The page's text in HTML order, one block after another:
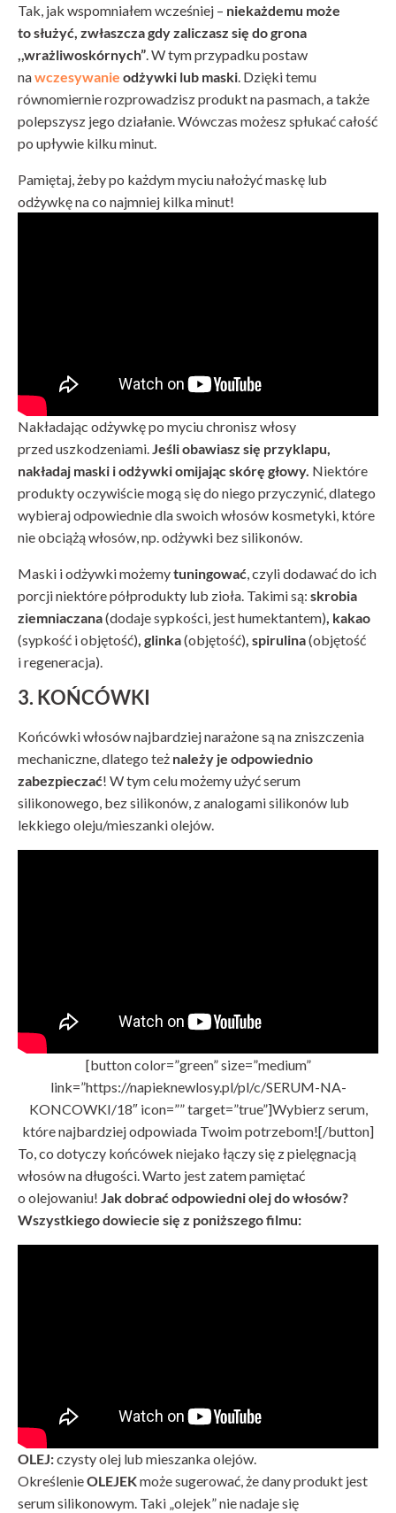
Tak, jak wspomniałem wcześniej – niekażdemu może
to służyć, zwłaszcza gdy zaliczasz się do grona
,,wrażliwoskórnych” . W tym przypadku postaw
nawczesywanie odżywki lub maski . Dzięki temu
równomiernie rozprowadzisz produkt na pasmach, a także
polepszysz jego działanie. Wówczas możesz spłukać całość
po upływie kilku minut.
Pamiętaj, żeby po każdym myciu nałożyć maskę lub
odżywkę na co najmniej kilka minut!
Nakładając odżywkę po myciu chronisz włosy
przed uszkodzeniami.Jeśli obawiasz się przyklapu,
nakładaj maski i odżywki omijając skórę głowy. Niektóre
produkty oczywiście mogą się do niego przyczynić, dlatego
wybieraj odpowiednie dla swoich włosów kosmetyki, które
nie obciążą włosów, np. odżywki bez silikonów.
Maski i odżywki możemytuningować, czyli dodawać do ich
porcji niektóre półprodukty lub zioła. Takimi są: skrobia
ziemniaczana(dodaje sypkości, jest humektantem), kakao
(sypkość i objętość), glinka(objętość), spirulina(objętość
i regeneracja).
3. KOŃCÓWKI
Końcówki włosów najbardziej narażone są na zniszczenia
mechaniczne, dlatego też należy je odpowiednio
zabezpieczać! W tym celu możemy użyć serum
silikonowego, bez silikonów, z analogami silikonów lub
lekkiego oleju/mieszanki olejów.
[button color=”green” size=”medium”
link=”https://napieknewlosy.pl/pl/c/SERUM-NA-
KONCOWKI/18″ icon=”” target=”true”]Wybierz serum,
które najbardziej odpowiada Twoim potrzebom![/button]
To, co dotyczy końcówek niejako łączy się z pielęgnacją
włosów na długości. Warto jest zatem pamiętać
o olejowaniu! Jak dobrać odpowiedni olej do włosów?
Wszystkiego dowiecie się z poniższego filmu:
OLEJ:czysty olej lub mieszanka olejów.
OkreślenieOLEJEKmoże sugerować, że dany produkt jest
serum silikonowym. Taki „olejek” nie nadaje się